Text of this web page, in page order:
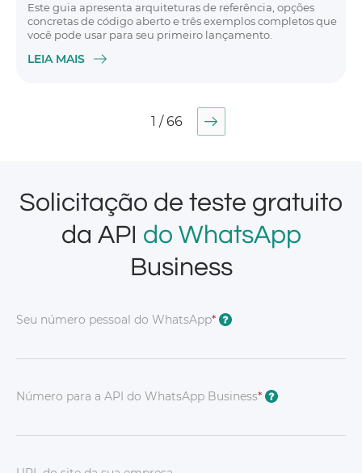
Este guia apresenta arquiteturas de referência, opções
concretas de código aberto e três exemplos completos que
você pode usar para seu primeiro lançamento.
LEIA MAIS
1 / 66
Solicitação de teste gratuito
da API do WhatsApp
Business
Seu número pessoal do WhatsApp* ?
Número para a API do WhatsApp Business* ?